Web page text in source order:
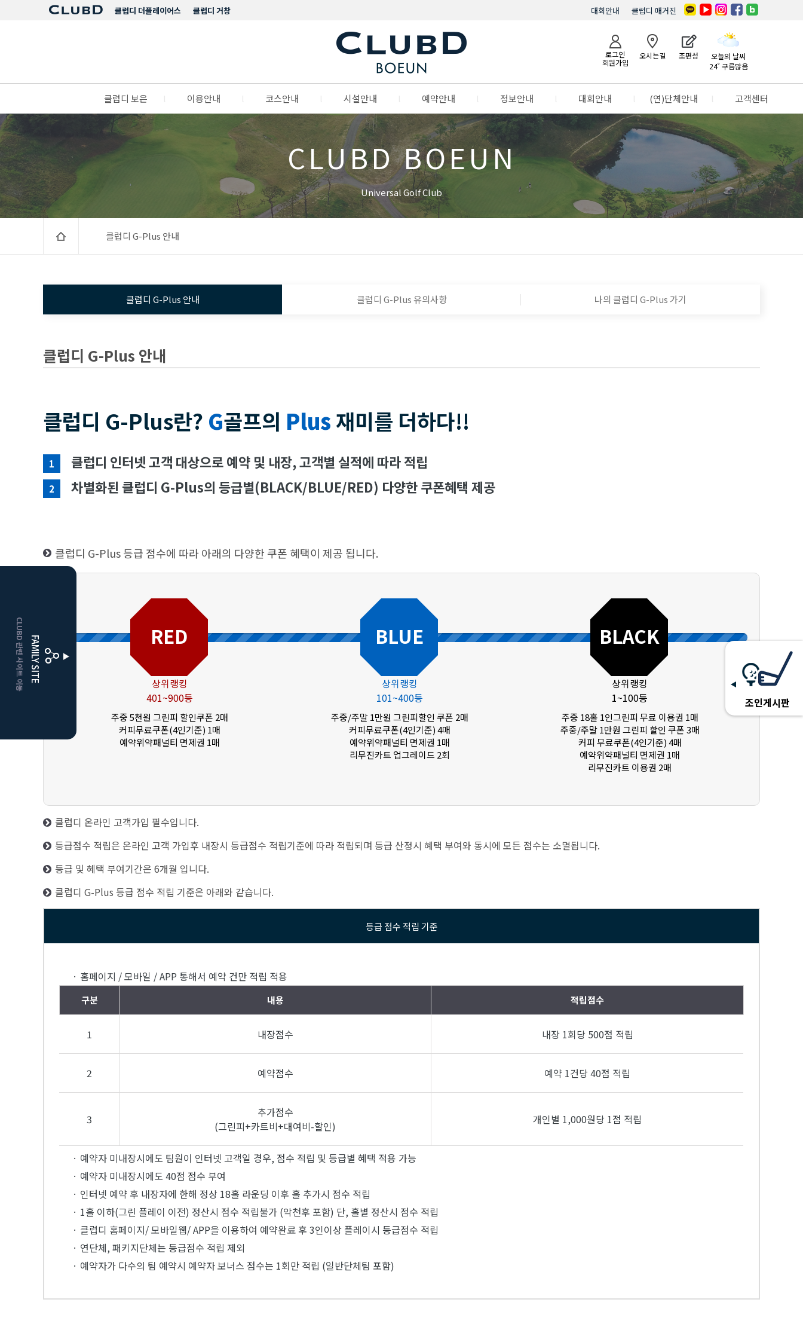
클럽디 거창
클럽디 더플레이어스 클럽디 매거진
대회안내
로그인
회원가입
오시는길 조편성
오늘의 날씨
24˚ 구름많음
클럽디 보은 이용안내 코스안내 시설안내 예약안내 정보안내 대회안내 (연)단체안내 고객센터
CLUBD BOEUN
Universal Golf Club
FAMILY SITE
CLUBD 관련 사이트 이동 클럽디거창
클럽디더플레이어스
조인게시판
클럽디 G-Plus 안내
클럽디 G-Plus 안내 클럽디 G-Plus 유의사항 나의 클럽디 G-Plus 가기
클럽디 G-Plus 안내
클럽디 G-Plus란? G골프의 Plus재미를 더하다!!
1 클럽디 인터넷 고객 대상으로 예약 및 내장, 고객별 실적에 따라 적립
2 차별화된 클럽디 G-Plus의 등급별(BLACK/BLUE/RED) 다양한 쿠폰혜택 제공
클럽디 G-Plus 등급 점수에 따라 아래의 다양한 쿠폰 혜택이 제공 됩니다.
RED
상위랭킹
401~900등
주중 5천원 그린피 할인쿠폰 2매
커피무료쿠폰(4인기준) 1매
예약위약패널티 면제권 1매
BLUE
상위랭킹
101~400등
주중/주말 1만원 그린피할인 쿠폰 2매
커피무료쿠폰(4인기준) 4매
예약위약패널티 면제권 1매
리무진카트 업그레이드 2회
BLACK
상위랭킹
1~100등
주중 18홀 1인그린피 무료 이용권 1매
주중/주말 1만원 그린피 할인 쿠폰 3매
커피 무료쿠폰(4인기준) 4매
예약위약패널티 면제권 1매
리무진카트 이용권 2매
클럽디 온라인 고객가입 필수입니다.
등급점수 적립은 온라인 고객 가입후 내장시 등급점수 적립기준에 따라 적립되며 등급 산정시 혜택 부여와 동시에 모든 점수는 소멸됩니다.
등급 및 혜택 부여기간은 6개월 입니다.
클럽디 G-Plus 등급 점수 적립 기준은 아래와 같습니다.
등급 점수 적립 기준
· 홈페이지 / 모바일 / APP 통해서 예약 건만 적립 적용
구분 내용 적립점수
1 내장점수 내장 1회당 500점 적립
2 예약점수 예약 1건당 40점 적립
3
추가점수
(그린피+카트비+대여비-할인)
개인별 1,000원당 1점 적립
· 예약자 미내장시에도 팀원이 인터넷 고객일 경우, 점수 적립 및 등급별 혜택 적용 가능
· 예약자 미내장시에도 40점 점수 부여
· 인터넷 예약 후 내장자에 한해 정상 18홀 라운딩 이후 홀 추가시 점수 적립
· 1홀 이하(그린 플레이 이전) 정산시 점수 적립불가 (악천후 포함) 단, 홀별 정산시 점수 적립
· 클럽디 홈페이지/ 모바일웹/ APP을 이용하여 예약완료 후 3인이상 플레이시 등급점수 적립
· 연단체, 패키지단체는 등급점수 적립 제외
· 예약자가 다수의 팀 예약시 예약자 보너스 점수는 1회만 적립 (일반단체팀 포함)